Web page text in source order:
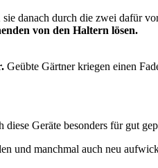
sie danach durch die zwei dafür
von den Haltern lösen.
Geübte Gärtner kriegen einen
Geräte besonders für gut
und manchmal auch neu